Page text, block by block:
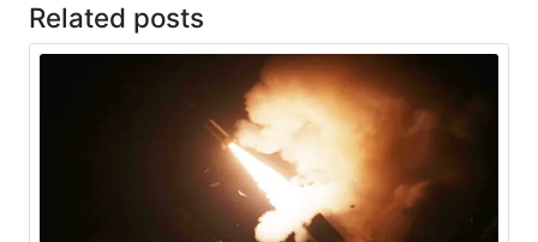
Related posts